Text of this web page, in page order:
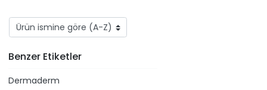
Benzer Etiketler
Dermaderm